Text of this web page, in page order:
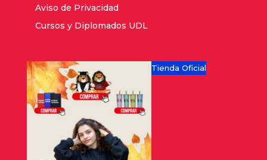
Aviso de Privacidad
Cursos y Diplomados UDL
Tienda Oficial